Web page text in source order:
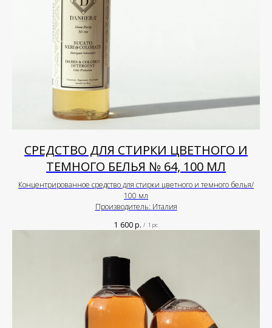
СРЕДСТВО ДЛЯ СТИРКИ ЦВЕТНОГО И
ТЕМНОГО БЕЛЬЯ № 64, 100 МЛ
Концентрированное средство для стирки цветного и темного белья/
100 мл
Производитель: Италия
1 600р. / 1 pc